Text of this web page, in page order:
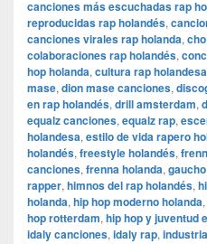
canciones más escuchadas rap
reproducidas rap holandés,
canciones virales rap holanda,
colaboraciones rap holandés,
hop holanda, cultura rap holandesa
mase, dion mase canciones,
en rap holandés, drill amsterdam,
equalz canciones, equalz rap,
holandesa, estilo de vida rapero
holandés, freestyle holandés,
canciones, frenna holanda,
rapper, himnos del rap holandés,
holanda, hip hop moderno holanda,
hop rotterdam, hip hop y juventud
idaly canciones, idaly rap,